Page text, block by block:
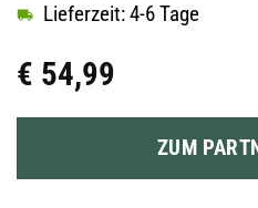
€ 54,99
Lieferzeit: 4-6 Tage
ZUM